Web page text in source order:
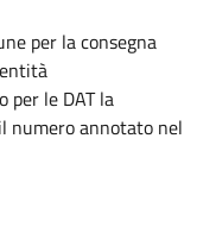
per la consegna
per le DAT la
numero annotato nel